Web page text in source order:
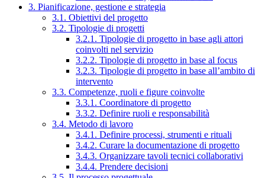
3. Pianificazione, gestione e strategia
3.1. Obiettivi del progetto
3.2. Tipologie di progetti
3.2.1. Tipologie di progetto in base agli attori
coinvolti nel servizio
3.2.2. Tipologie di progetto in base al focus
3.2.3. Tipologie di progetto in base all’ambito di
intervento
3.3. Competenze, ruoli e figure coinvolte
3.3.1. Coordinatore di progetto
3.3.2. Definire ruoli e responsabilità
3.4. Metodo di lavoro
3.4.1. Definire processi, strumenti e rituali
3.4.2. Curare la documentazione di progetto
3.4.3. Organizzare tavoli tecnici collaborativi
3.4.4. Prendere decisioni